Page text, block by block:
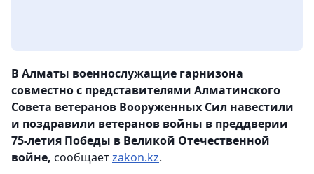
В Алматы военнослужащие гарнизона
совместно с представителями Алматинского
Совета ветеранов Вооруженных Сил навестили
и поздравили ветеранов войны в преддверии
75-летия Победы в Великой Отечественной
войне, сообщаетzakon.kz.